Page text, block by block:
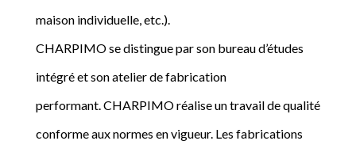
maison individuelle, etc.).
CHARPIMO se distingue par son bureau d’études
intégré et son atelier de fabrication
performant. CHARPIMO réalise un travail de qualité
conforme aux normes en vigueur. Les fabrications